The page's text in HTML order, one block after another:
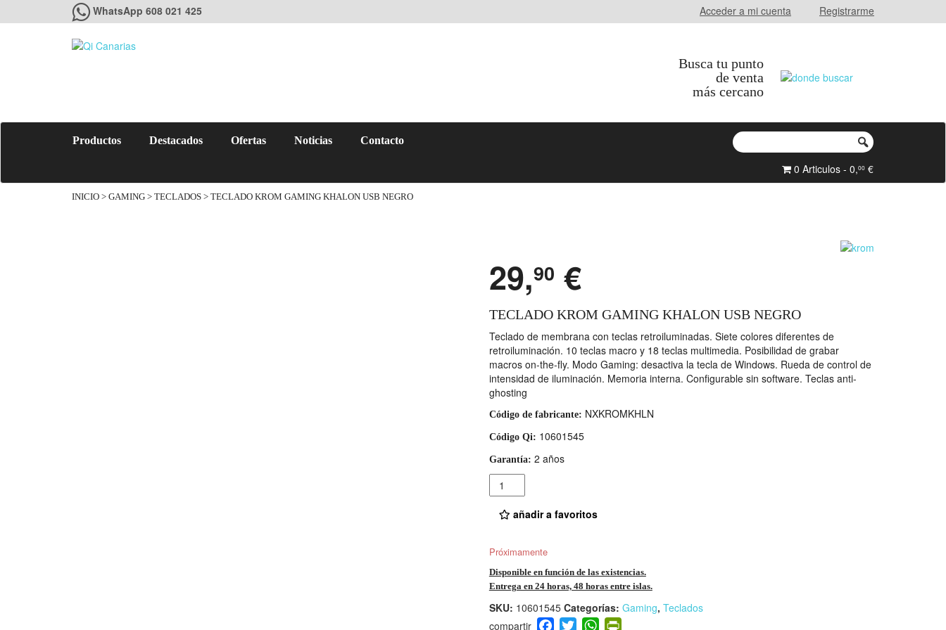
WhatsApp 608 021 425 Acceder a mi cuenta Registrarme
Busca tu punto
de venta
más cercano
Productos Destacados Ofertas Noticias Contacto
0 Articulos - 0,00 €
INICIO > GAMING > TECLADOS > TECLADO KROM GAMING KHALON USB NEGRO
29,90 €
TECLADO KROM GAMING KHALON USB NEGRO
Teclado de membrana con teclas retroiluminadas. Siete colores diferentes de
retroiluminación. 10 teclas macro y 18 teclas multimedia. Posibilidad de grabar
macros on-the-fly. Modo Gaming: desactiva la tecla de Windows. Rueda de control de
intensidad de iluminación. Memoria interna. Configurable sin software. Teclas anti-
ghosting
Código de fabricante: NXKROMKHLN
Código Qi: 10601545
Garantía: 2 años
Cantidad
añadir a favoritos
Próximamente
Disponible en función de las existencias.
Entrega en 24 horas, 48 horas entre islas.
SKU: 10601545 Categorías: Gaming, Teclados
F T W Pr